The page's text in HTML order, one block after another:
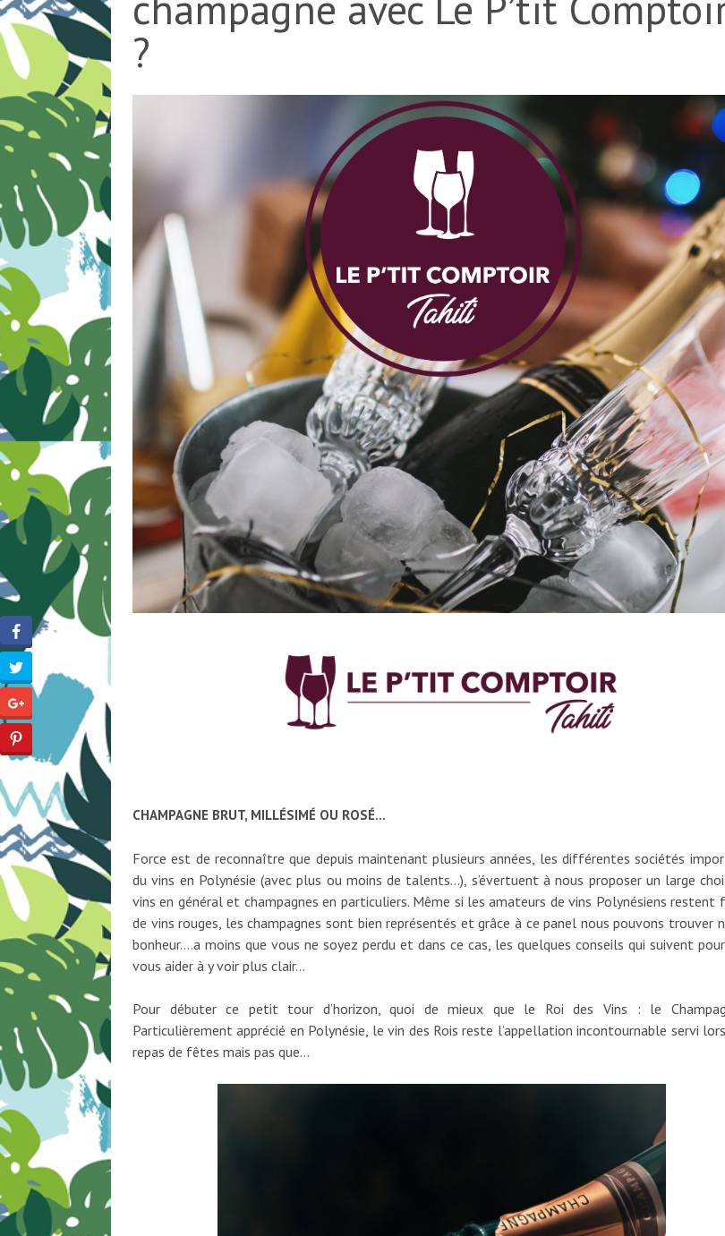
?
CHAMPAGNE BRUT, MILLÉSIMÉ OU ROSÉ…
Force est de reconnaître que depuis maintenant plusieurs années, les différentes sociétés
du vins en Polynésie (avec plus ou moins de talents…), s’évertuent à nous proposer un large
vins en général et champagnes en particuliers. Même si les amateurs de vins Polynésiens restent
de vins rouges, les champagnes sont bien représentés et grâce à ce panel nous pouvons trouver
bonheur….a moins que vous ne soyez perdu et dans ce cas, les quelques conseils qui suivent
vous aider à y voir plus clair…
Pour débuter ce petit tour d’horizon, quoi de mieux que le Roi des Vins : le
Particulièrement apprécié en Polynésie, le vin des Rois reste l’appellation incontournable servi
repas de fêtes mais pas que…